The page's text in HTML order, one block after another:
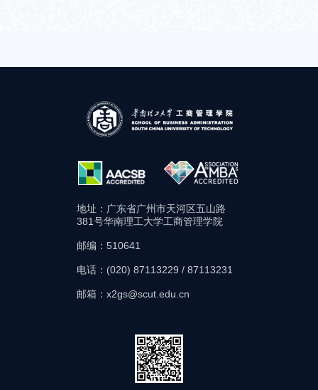
地址：广东省广州市天河区五山路
381号华南理工大学工商管理学院
邮编：510641
电话：(020) 87113229 / 87113231
邮箱：x2gs@scut.edu.cn